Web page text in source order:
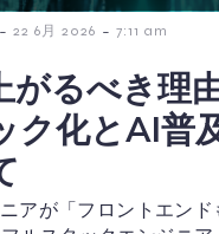
- 22 6月 2026 - 7:11 am
がるべき理
ク化とAI普
アが「フロントエンド